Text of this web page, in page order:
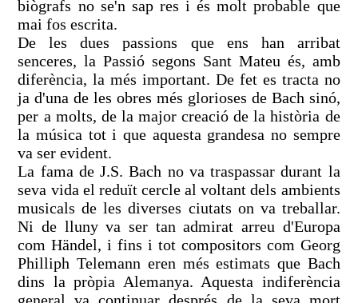
biògrafs no se'n sap res i és molt probable que
mai fos escrita.
De les dues passions que ens han arribat
senceres, la Passió segons Sant Mateu és, amb
diferència, la més important. De fet es tracta no
ja d'una de les obres més glorioses de Bach sinó,
per a molts, de la major creació de la història de
la música tot i que aquesta grandesa no sempre
va ser evident.
La fama de J.S. Bach no va traspassar durant la
seva vida el reduït cercle al voltant dels ambients
musicals de les diverses ciutats on va treballar.
Ni de lluny va ser tan admirat arreu d'Europa
com Händel, i fins i tot compositors com Georg
Philliph Telemann eren més estimats que Bach
dins la pròpia Alemanya. Aquesta indiferència